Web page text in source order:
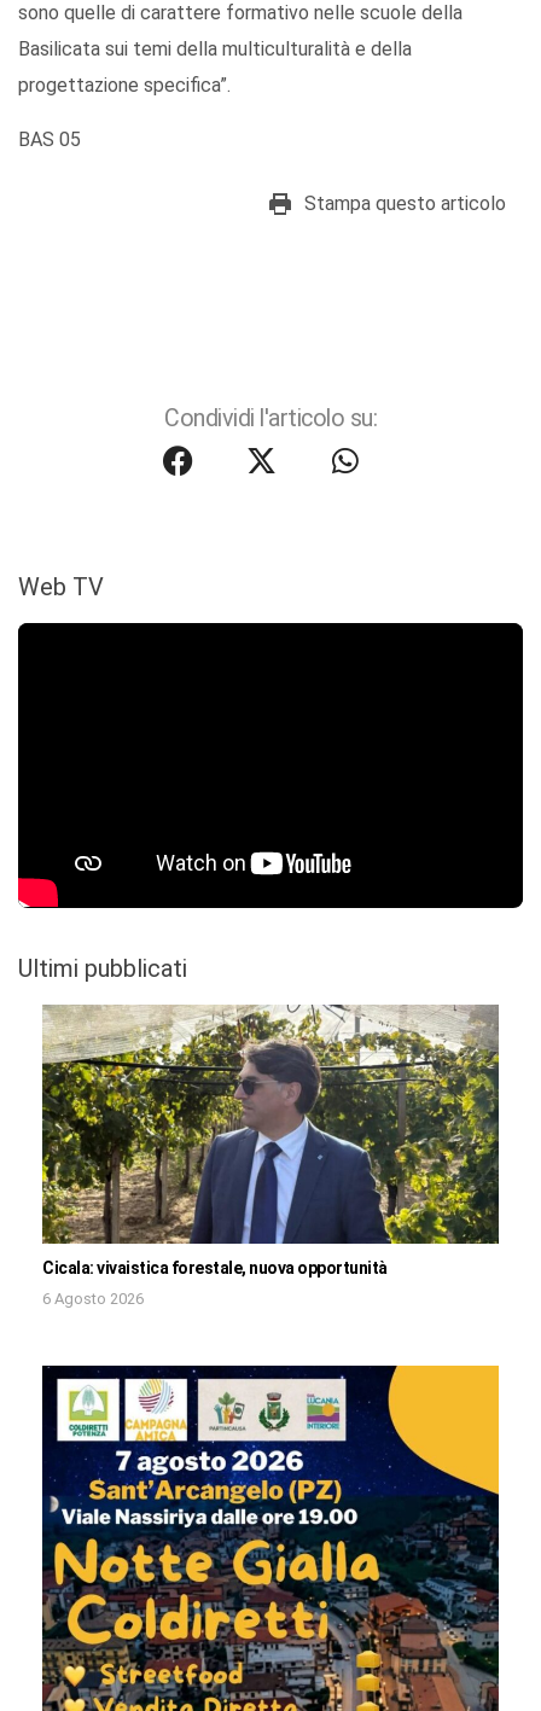
sono quelle di carattere formativo nelle scuole della
Basilicata sui temi della multiculturalità e della
progettazione specifica”.
BAS 05
Stampa questo articolo
Condividi l'articolo su:
Web TV
Ultimi pubblicati
Cicala: vivaistica forestale, nuova opportunità
6 Agosto 2026